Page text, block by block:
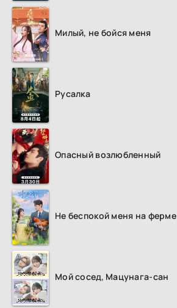
Милый, не бойся меня
Русалка
Опасный возлюбленный
Не беспокой меня на ферме
Мой сосед, Мацунага-сан